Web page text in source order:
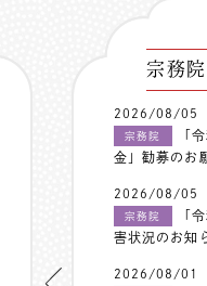
宗務院
2026/08/05
宗務院
「
金」勧募のお
2026/08/05
宗務院
「
害状況のお知
2026/08/01